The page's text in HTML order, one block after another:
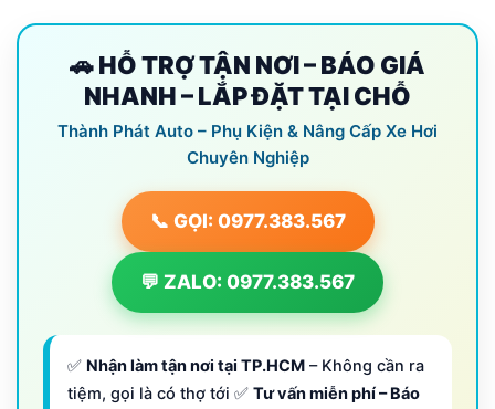
🚗 HỖ TRỢ TẬN NƠI – BÁO GIÁ
NHANH – LẮP ĐẶT TẠI CHỖ
Thành Phát Auto – Phụ Kiện & Nâng Cấp Xe Hơi
Chuyên Nghiệp
📞 GỌI: 0977.383.567
💬 ZALO: 0977.383.567
✅ Nhận làm tận nơi tại TP.HCM – Không cần ra
tiệm, gọi là có thợ tới ✅ Tư vấn miễn phí – Báo